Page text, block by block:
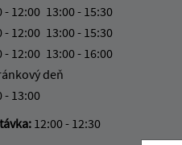
- 12:00 13:00 - 15:30
- 12:00 13:00 - 15:30
- 12:00 13:00 - 16:00
deň
- 13:00
12:00 - 12:30